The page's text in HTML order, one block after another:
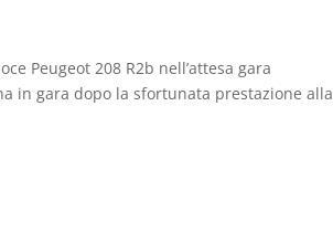
Peugeot 208 R2b nell’attesa gara
in gara dopo la sfortunata prestazione alla